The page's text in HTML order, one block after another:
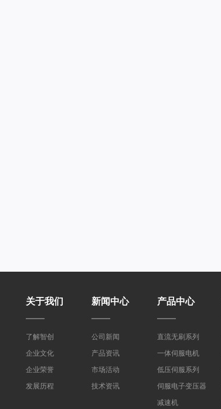
关于我们
了解智创
企业文化
企业荣誉
发展历程
新闻中心
公司新闻
产品资讯
市场活动
技术资讯
产品中心
直流无刷系列
一体伺服电机
低压伺服系列
伺服电子变压器
减速机